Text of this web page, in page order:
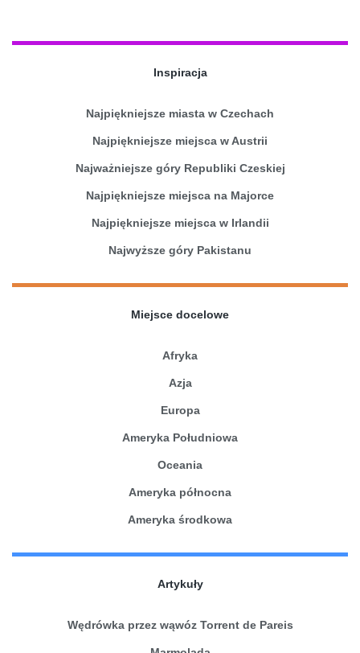
Inspiracja
Najpiękniejsze miasta w Czechach
Najpiękniejsze miejsca w Austrii
Najważniejsze góry Republiki Czeskiej
Najpiękniejsze miejsca na Majorce
Najpiękniejsze miejsca w Irlandii
Najwyższe góry Pakistanu
Miejsce docelowe
Afryka
Azja
Europa
Ameryka Południowa
Oceania
Ameryka północna
Ameryka środkowa
Artykuły
Wędrówka przez wąwóz Torrent de Pareis